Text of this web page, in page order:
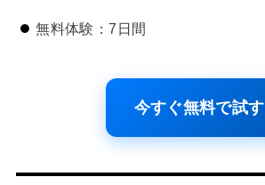
無料体験：7日間
今すぐ無料で試す